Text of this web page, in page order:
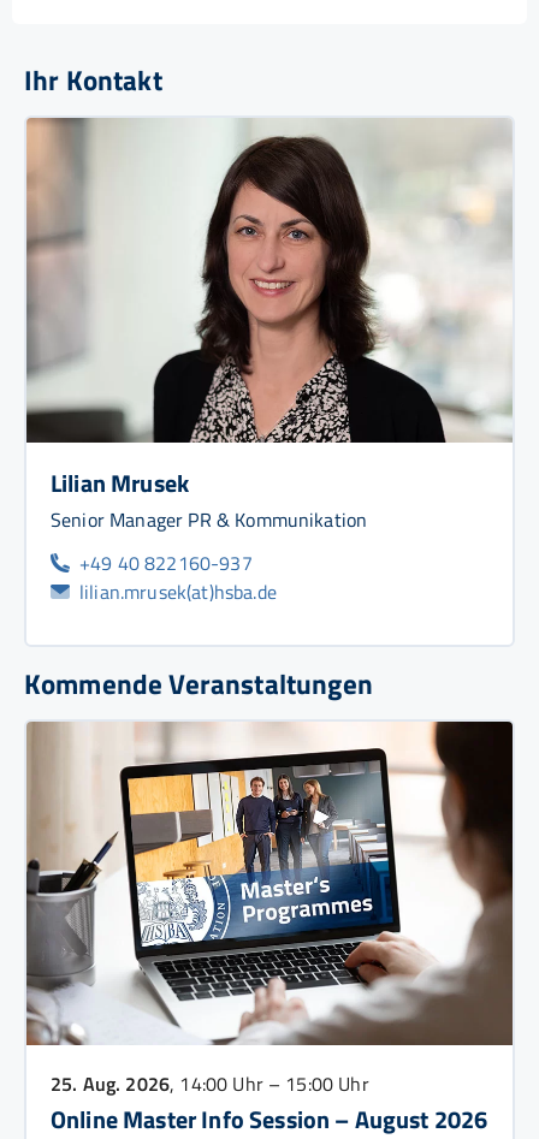
Ihr Kontakt
Lilian Mrusek
Senior Manager PR & Kommunikation
+49 40 822160-937
lilian.mrusek(at)hsba.de
Kommende Veranstaltungen
25. Aug. 2026, 14:00 Uhr – 15:00 Uhr
Online Master Info Session – August 2026